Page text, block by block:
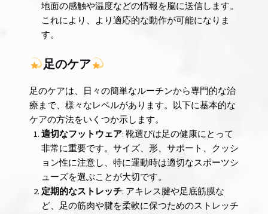
地面の感触や温度などの情報を脳に送信します。
これにより、より適応的な動作が可能になりま
す。
足のケア
足のケアは、日々の簡単なルーチンから専門的な治
療まで、様々なレベルがあります。以下に基本的な
ケアの方法をいくつか示します。
適切なフットウェア: 靴選びは足の健康にとって
非常に重要です。サイズ、形、サポート、クッシ
ョン性に注意し、特に運動時は適切なスポーツシ
ューズを選ぶことが大切です。
定期的なストレッチ: アキレス腱や足底筋膜な
ど、足の筋肉や腱を柔軟に保つためのストレッチ